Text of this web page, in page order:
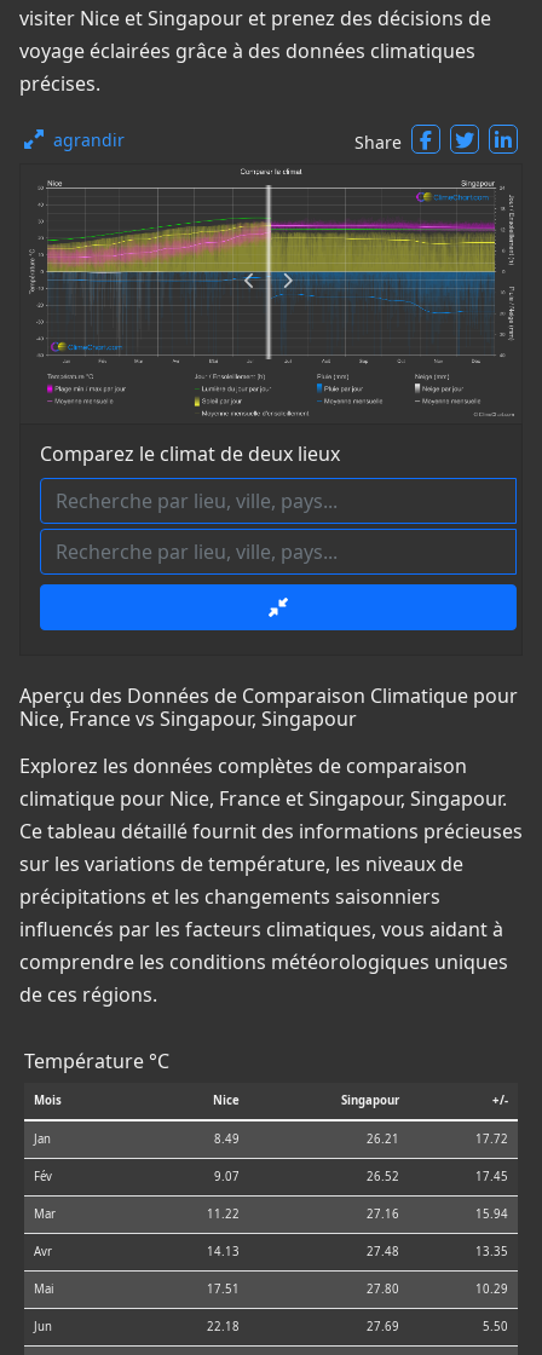
visiter Nice et Singapour et prenez des décisions de
voyage éclairées grâce à des données climatiques
précises.
agrandir Share
Comparez le climat de deux lieux
Aperçu des Données de Comparaison Climatique pour
Nice, France vs Singapour, Singapour
Explorez les données complètes de comparaison
climatique pour Nice, France et Singapour, Singapour.
Ce tableau détaillé fournit des informations précieuses
sur les variations de température, les niveaux de
précipitations et les changements saisonniers
influencés par les facteurs climatiques, vous aidant à
comprendre les conditions météorologiques uniques
de ces régions.
Température °C
Mois Nice Singapour +/-
Jan 8.49 26.21 17.72
Fév 9.07 26.52 17.45
Mar 11.22 27.16 15.94
Avr 14.13 27.48 13.35
Mai 17.51 27.80 10.29
Jun 22.18 27.69 5.50